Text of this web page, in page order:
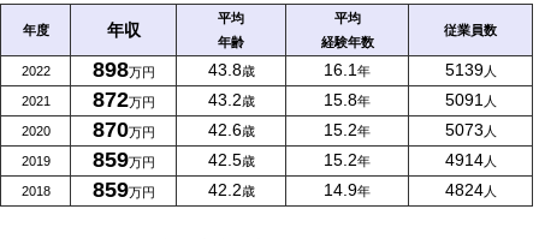
年度 年収
平均
年齢
平均
経験年数
従業員数
2022 898万円 43.8歳 16.1 年 5139人
2021 872万円 43.2歳 15.8年 5091 人
2020 870万円 42.6歳 15.2年 5073 人
2019 859万円 42.5歳 15.2年 4914人
2018 859万円 42.2歳 14.9年 4824人